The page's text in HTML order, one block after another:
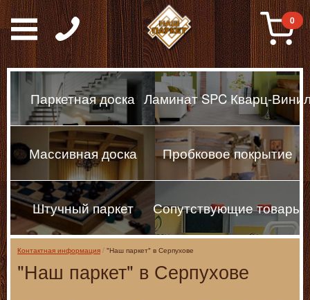
Паркет, Штучный
0
Паркетная доска Ламинат SPC Кварц-
Массивная доска Пробковое покрытие
Штучный паркет Сопутствующие товары
Контактная информация "Наш паркет" в Серпухове
"Наш паркет" в Серпухове